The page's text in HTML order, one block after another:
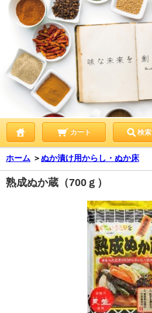
カート 検索
ホーム ＞ぬか漬け用からし・ぬか床
熟成ぬか蔵（700ｇ）